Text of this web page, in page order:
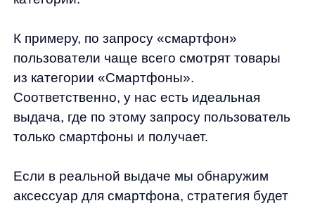
тот же, что и в предыдущем примере.
Мы проверяем, состоит ли выдача
из товаров, относящихся к нужным
категориям.
Однако стоит учитывать, что мы принимаем
в расчет только те категории, товары
случаев. В примере с триммером
пользователи: